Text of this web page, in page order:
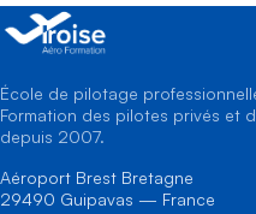
École de pilotage
Formation des pilotes privés et
depuis 2007.
Aéroport Brest Bretagne
29490 Guipavas — France